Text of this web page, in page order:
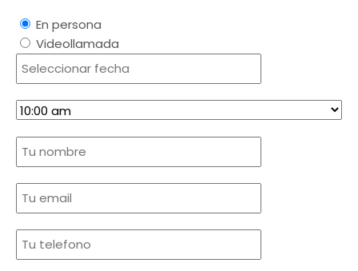
En persona
Videollamada